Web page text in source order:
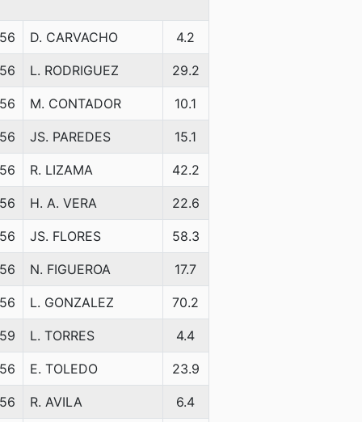
D. CARVACHO 4.2
L. RODRIGUEZ 29.2
M. CONTADOR 10.1
JS. PAREDES 15.1
R. LIZAMA 42.2
H. A. VERA 22.6
JS. FLORES 58.3
N. FIGUEROA 17.7
L. GONZALEZ 70.2
L. TORRES 4.4
E. TOLEDO 23.9
R. AVILA 6.4